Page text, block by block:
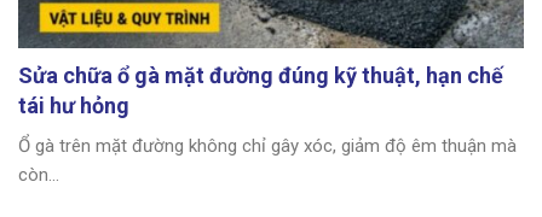
Sửa chữa ổ gà mặt đường đúng kỹ thuật, hạn chế
tái hư hỏng
Ổ gà trên mặt đường không chỉ gây xóc, giảm độ êm thuận mà
còn...